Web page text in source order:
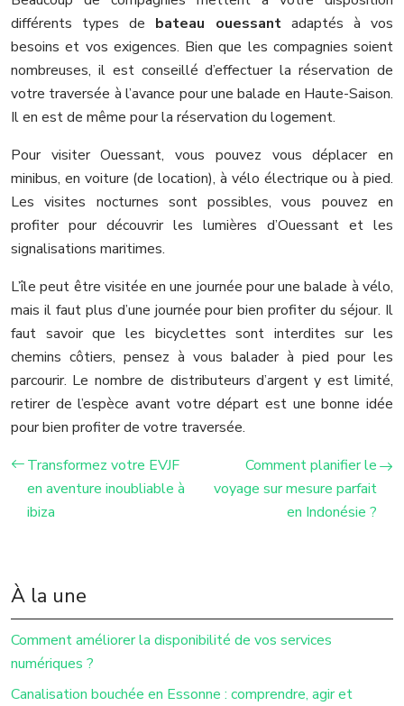
différents types de bateau ouessantadaptés à vos
besoins et vos exigences. Bien que les compagnies soient
nombreuses, il est conseillé d’effectuer la réservation de
votre traversée à l’avance pour une balade en Haute-Saison.
Il en est de même pour la réservation du logement.
Pour visiter Ouessant, vous pouvez vous déplacer en
minibus, en voiture (de location), à vélo électrique ou à pied.
Les visites nocturnes sont possibles, vous pouvez en
profiter pour découvrir les lumières d’Ouessant et les
signalisations maritimes.
L’île peut être visitée en une journée pour une balade à vélo,
mais il faut plus d’une journée pour bien profiter du séjour. Il
faut savoir que les bicyclettes sont interdites sur les
chemins côtiers, pensez à vous balader à pied pour les
parcourir. Le nombre de distributeurs d’argent y est limité,
retirer de l’espèce avant votre départ est une bonne idée
pour bien profiter de votre traversée.
Transformez votre EVJF
en aventure inoubliable à
ibiza
Comment planifier le
voyage sur mesure parfait
en Indonésie ?
À la une
Comment améliorer la disponibilité de vos services
numériques ?
Canalisation bouchée en Essonne : comprendre, agir et